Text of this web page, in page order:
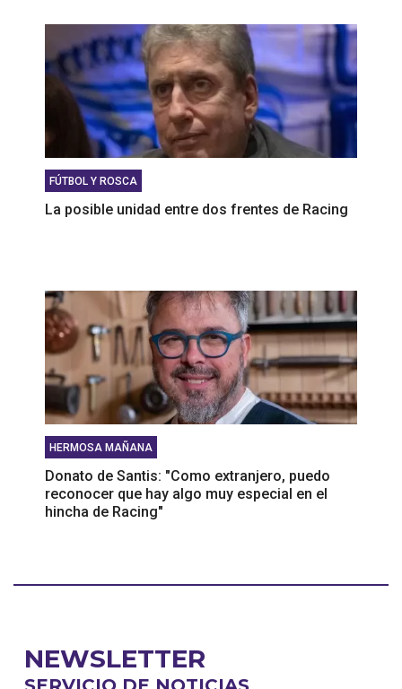
FÚTBOL Y ROSCA
La posible unidad entre dos frentes de Racing
HERMOSA MAÑANA
Donato de Santis: "Como extranjero, puedo
reconocer que hay algo muy especial en el
hincha de Racing"
NEWSLETTER